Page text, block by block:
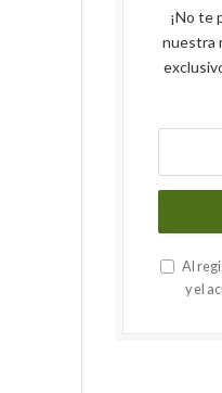
¡No te
nuestra
Al
y el